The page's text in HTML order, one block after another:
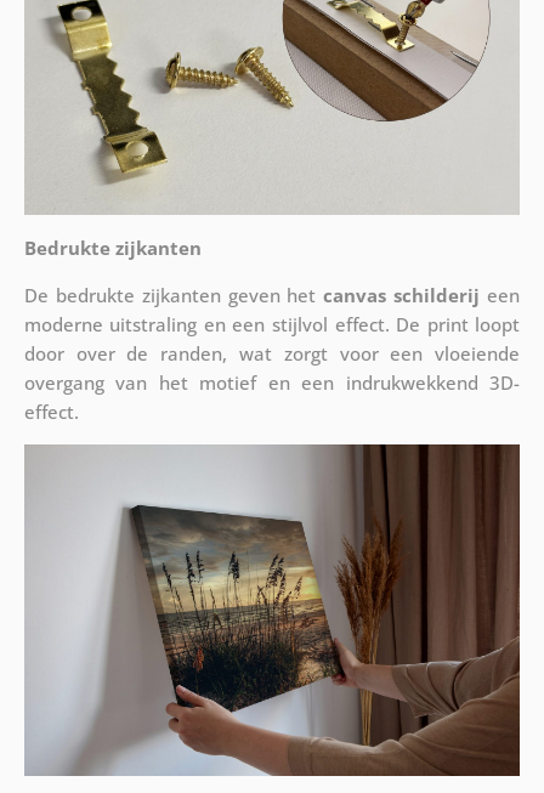
Bedrukte zijkanten
De bedrukte zijkanten geven hetcanvas schilderij een
moderne uitstraling en een stijlvol effect. De print loopt
door over de randen, wat zorgt voor een vloeiende
overgang van het motief en een indrukwekkend 3D-
effect.